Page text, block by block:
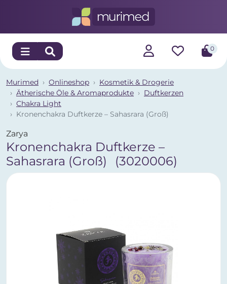
0
Murimed Onlineshop
Kosmetik & Drogerie
Ätherische Öle & Aromaprodukte
Duftkerzen
Chakra Light
Kronenchakra Duftkerze – Sahasrara (Groß)
Zarya
Kronenchakra Duftkerze –
Sahasrara (Groß)
(3020006)